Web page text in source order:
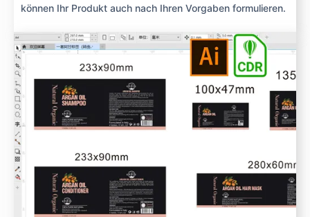
können Ihr Produkt auch nach Ihren Vorgaben formulieren.